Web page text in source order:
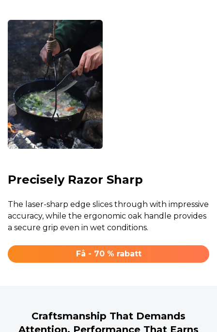
Precisely Razor Sharp
The laser-sharp edge slices through with impressive
accuracy, while the ergonomic oak handle provides
a secure grip even in wet conditions.
Få - 70 % rabatt
Craftsmanship That Demands
Attention, Performance That Earns